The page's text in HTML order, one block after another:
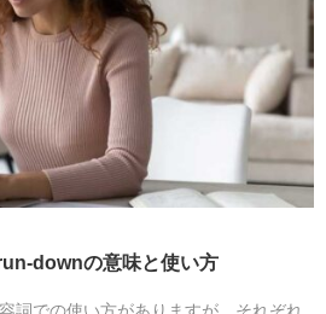
downの意味と使い方
詞での使い方がありますが、それぞれ